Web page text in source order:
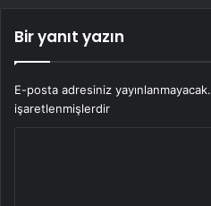
Bir yanıt yazın
E-posta adresiniz yayınlanmayacak.
işaretlenmişlerdir